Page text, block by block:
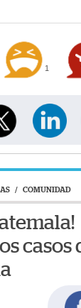
1
/ COMUNIDAD
casos